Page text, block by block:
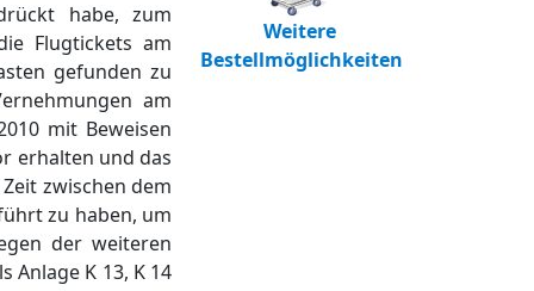
habe, zum
Flugtickets am
gefunden zu
am
mit Beweisen
erhalten und das
zwischen dem
zu haben, um
der weiteren
Anlage K 13, K 14
Weitere
Bestellmöglichkeiten